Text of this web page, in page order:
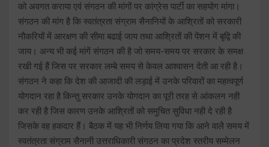
को अवगत कराया एवं संगठन की मांगों पर कांग्रेस पार्टी का सहयोग मांगा।
संगठन की मांग है कि स्वतंत्रता संग्राम सैनानियों के आश्रितों को सरकारी
नौकरियों में आरक्षण की सीमा बढाई जाय तथा आश्रितों की पेंशन में बृद्वि की
जाय। अन्य भी कई मांगें संगठन की है जो समय-समय पर सरकार के समक्ष
रखी गई हैं जिस पर सरकार लम्बे समय से केवल आश्वासन देती आ रही है।
संगठन ने कहा कि देश की आजादी की लड़ाई में उनके परिवारों का महत्वपूर्ण
योगदान रहा है किन्तु सरकार उनके योगदान का पूरी तरह से आंकलन नही
कर रही है जिस कारण उनके आश्रितों को समुचित सुविधा नही दे रही है
जिसके वह हकदार हैं। बैठक में यह भी निर्णय लिया गया कि आने वालेे समय में
स्वतंत्रता संग्राम सैनानी उत्तराधिकारी संगठन का प्रदेश स्तरीय सम्मेलन